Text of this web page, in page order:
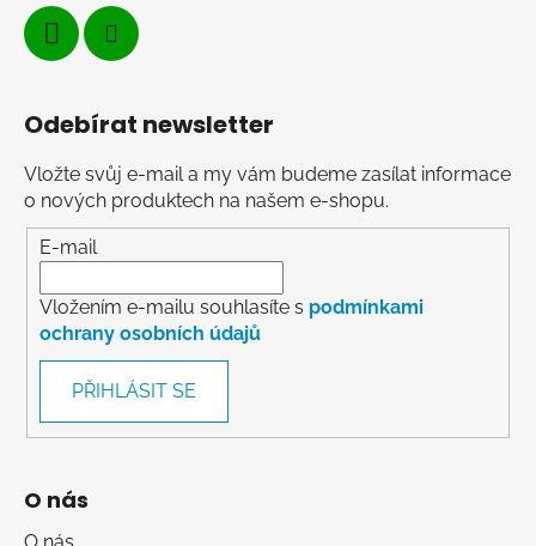
Odebírat newsletter
Vložte svůj e-mail a my vám budeme zasílat informace
o nových produktech na našem e-shopu.
E-mail
Vložením e-mailu souhlasíte s podmínkami
ochrany osobních údajů
PŘIHLÁSIT SE
O nás